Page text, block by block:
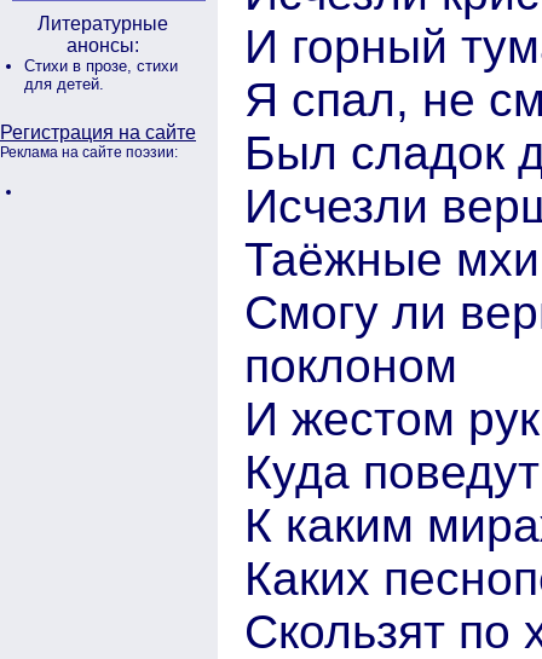
Литературные
анонсы:
Стихи в прозе, стихи
для детей.
Регистрация на сайте
Реклама на сайте поэзии:
И горный
Я спал, не
Был сладок
Исчезли
Таёжные
Смогу ли
поклоном
И жестом
Куда
К каким
Каких
Скользят по